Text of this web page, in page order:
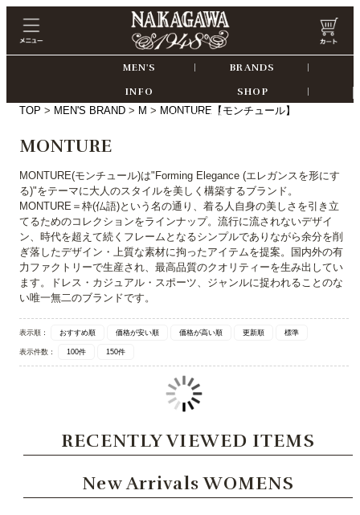
MEN'S BRANDS
INFO SHOP
CONTACT
TOP > MEN'S BRAND> M > MONTURE【モンチュール】
MONTURE
MONTURE(モンチュール)は"Forming Elegance (エレガンスを形にす
る)"をテーマに大人のスタイルを美しく構築するブランド。
MONTURE＝枠(仏語)という名の通り、着る人自身の美しさを引き立
てるためのコレクションをラインナップ。流行に流されないデザイ
ン、時代を超えて続くフレームとなるシンプルでありながら余分を削
ぎ落したデザイン・上質な素材に拘ったアイテムを提案。国内外の有
力ファクトリーで生産され、最高品質のクオリティーを生み出してい
ます。ドレス・カジュアル・スポーツ、ジャンルに捉われることのな
い唯一無二のブランドです。
表示順： おすすめ順 価格が安い順 価格が高い順 更新順 標準
表示件数： 100件 150件
RECENTLY VIEWED ITEMS
New Arrivals WOMENS